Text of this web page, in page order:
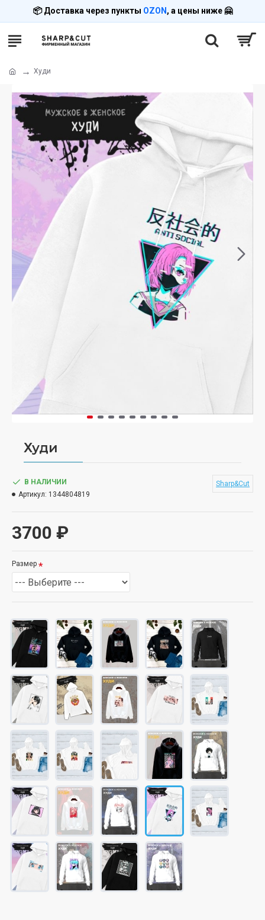
📦 Доставка через пункты OZON , а цены ниже 🤗
Худи
Худи
3700 ₽
В НАЛИЧИИ
Артикул: 1344804819
Sharp&Cut
Размер